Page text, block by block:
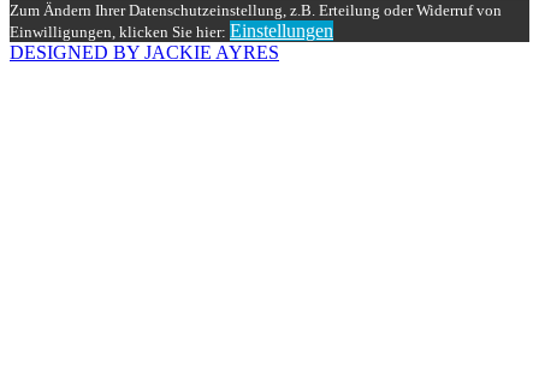
Zum Ändern Ihrer Datenschutzeinstellung, z.B. Erteilung oder Widerruf von
Einwilligungen, klicken Sie hier: Einstellungen
DESIGNED BY JACKIE AYRES